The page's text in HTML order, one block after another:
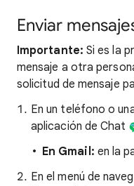
Enviar
Importante: Si es la
mensaje a otra
solicitud de mensaje
En un teléfono o
aplicación de Chat
En Gmail: en la
En el menú de